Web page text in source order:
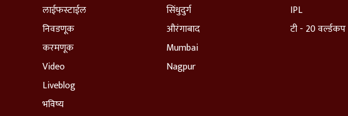
लाईफस्टाईल
निवडणूक
करमणूक
Video
Liveblog
भविष्य
सिंधुदुर्ग
औरंगाबाद
Mumbai
Nagpur
IPL
टी - 20 वर्ल्डकप